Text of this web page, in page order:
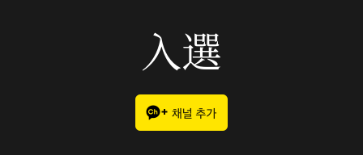
入選